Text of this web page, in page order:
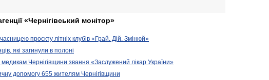
«Чернігівський монітор»
проєкту літніх клубів «Грай. Дій. Змінюй»
які загинули в полоні
Чернігівщини звання «Заслужений лікар України»
допомогу 655 жителям Чернігівщини